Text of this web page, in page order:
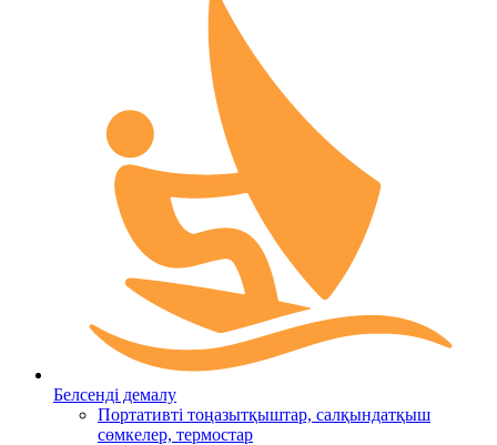
Белсенді демалу
Портативті тоңазытқыштар, салқындатқыш
сөмкелер, термостар